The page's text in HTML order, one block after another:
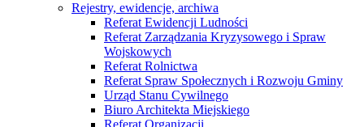
Rejestry, ewidencje, archiwa
Referat Ewidencji Ludności
Referat Zarządzania Kryzysowego i Spraw
Wojskowych
Referat Rolnictwa
Referat Spraw Społecznych i Rozwoju Gminy
Urząd Stanu Cywilnego
Biuro Architekta Miejskiego